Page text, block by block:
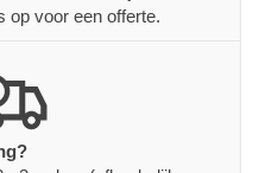
op voor een offerte.